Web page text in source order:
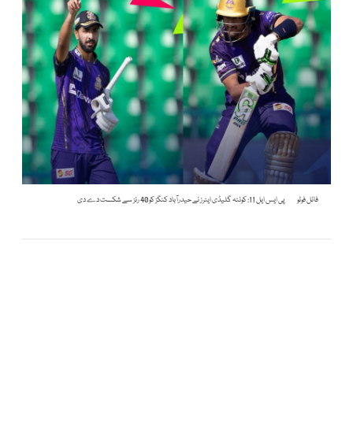
فائل فوٹو پی ایس ایل 11: کوئٹہ گلیڈی ایٹرز نے حیدرآباد کنگز کو 40 رنز سے شکست دے دی